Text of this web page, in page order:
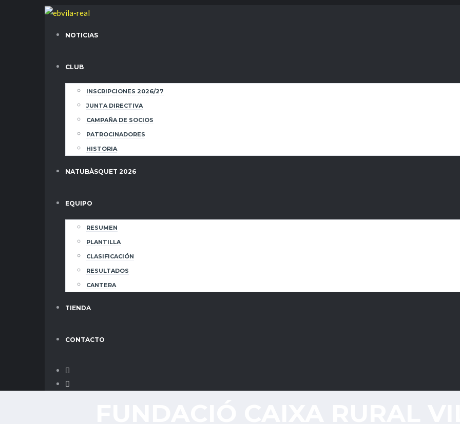
NOTICIAS
CLUB
INSCRIPCIONES 2026/27
JUNTA DIRECTIVA
CAMPAÑA DE SOCIOS
PATROCINADORES
HISTORIA
NATUBÀSQUET 2026
EQUIPO
RESUMEN
PLANTILLA
CLASIFICACIÓN
RESULTADOS
CANTERA
TIENDA
CONTACTO